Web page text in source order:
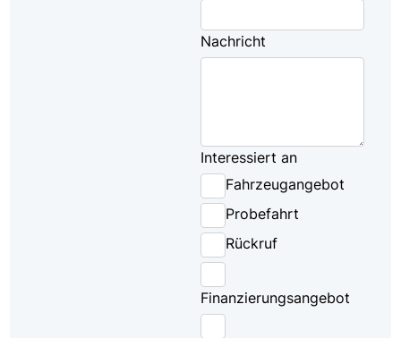
Nachricht
Interessiert an
Fahrzeugangebot
Probefahrt
Rückruf
Finanzierungsangebot